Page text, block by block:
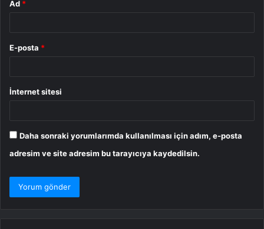
Ad *
E-posta *
İnternet sitesi
Daha sonraki yorumlarımda kullanılması için adım, e-posta
adresim ve site adresim bu tarayıcıya kaydedilsin.